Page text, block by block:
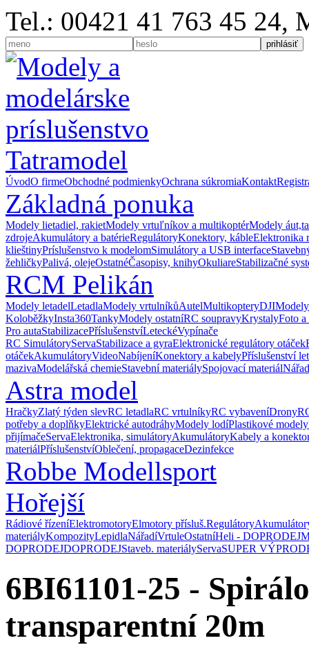
Tel.: 00421 41 763 45 24,
ÚvodO firmeObchodné podmienkyOchrana súkromiaKontakt
Základná ponuka
Modely lietadiel, rakietModely vrtuľníkov a multikoptérModely
zdrojeAkumulátory a batérieRegulátoryKonektory, kábleElektronika
klieštinyPríslušenstvo k modelomSimulátory a USB interface
žehličkyPalivá, olejeOstatnéČasopisy, knihyOkuliareStabilizačné
RCM Pelikán
Modely letadelLetadlaModely vrtulníkůAutelMultikopteryDJI
KoloběžkyInsta360TankyModely ostatníRC soupravyKrystalyFoto
Pro autaStabilizacePříslušenstvíLeteckéVypínače
RC SimulátoryServaStabilizace a gyraElektronické regulátory otáček
otáčekAkumulátoryVideoNabíjeníKonektory a kabelyPříslušenství
mazivaModelářská chemieStavební materiálySpojovací materiál
Astra model
HračkyZlatý týden slevRC letadlaRC vrtulníkyRC vybaveníDrony
potřeby a doplňkyElektrické autodráhyModely lodíPlastikové modely
přijímačeServaElektronika, simulátoryAkumulátoryKabely a
materiálPříslušenstvíOblečení, propagaceDezinfekce
Robbe Modellsport
Hořejší
Rádiové řízeníElektromotoryElmotory přísluš.Regulátory
materiályKompozityLepidlaNářadíVrtuleOstatníHeli - DOPRODEJ
DOPRODEJDOPRODEJStaveb. materiályServaSUPER
6BI61101-25 -
transparentní 20m